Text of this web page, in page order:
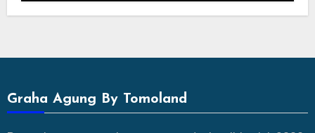
Graha Agung By Tomoland